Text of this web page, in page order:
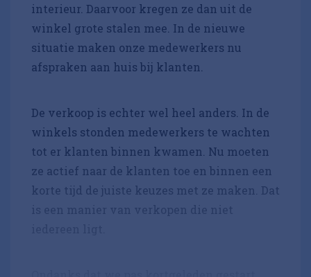
interieur. Daarvoor kregen ze dan uit de
winkel grote stalen mee. In de nieuwe
situatie maken onze medewerkers nu
afspraken aan huis bij klanten.
De verkoop is echter wel heel anders. In de
winkels stonden medewerkers te wachten
tot er klanten binnen kwamen. Nu moeten
ze actief naar de klanten toe en binnen een
korte tijd de juiste keuzes met ze maken. Dat
is een manier van verkopen die niet